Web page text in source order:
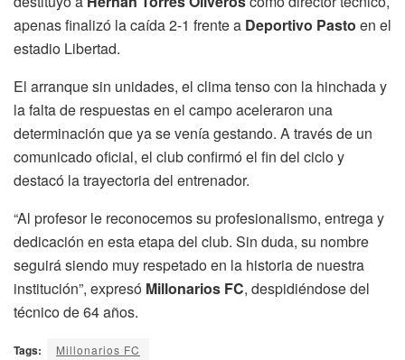
apenas finalizó la caída 2-1 frente a Deportivo Pasto en el
estadio Libertad.
El arranque sin unidades, el clima tenso con la hinchada y
la falta de respuestas en el campo aceleraron una
determinación que ya se venía gestando. A través de un
comunicado oficial, el club confirmó el fin del ciclo y
destacó la trayectoria del entrenador.
“Al profesor le reconocemos su profesionalismo, entrega y
dedicación en esta etapa del club. Sin duda, su nombre
seguirá siendo muy respetado en la historia de nuestra
institución”, expresó Millonarios FC, despidiéndose del
técnico de 64 años.
Tags: Millonarios FC